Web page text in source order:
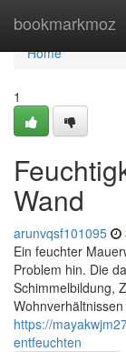
bookmarkmoz
Home
Home
1
Wand
arunvqsf101095
Ein feuchter
Problem hin. Die
Schimmelbildung,
https://
entfeuchten